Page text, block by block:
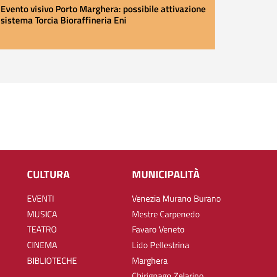
Evento visivo Porto Marghera: possibile attivazione
sistema Torcia Bioraffineria Eni
CULTURA
EVENTI
MUSICA
TEATRO
CINEMA
BIBLIOTECHE
MUNICIPALITÀ
Venezia Murano Burano
Mestre Carpenedo
Favaro Veneto
Lido Pellestrina
Marghera